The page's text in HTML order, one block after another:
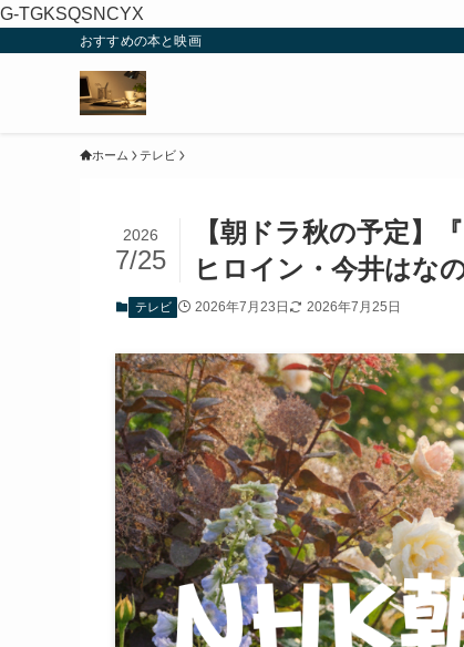
G-TGKSQSNCYX
おすすめの本と映画
ホーム テレビ
【朝ドラ秋の予定】
ヒロイン・今井はな
2026
7/25
テレビ 2026年7月23日 2026年7月25日